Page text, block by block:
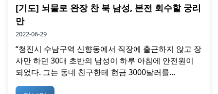
[기도] 뇌물로 완장 찬 북 남성, 본전 회수할 궁리
만
2022-06-29
“청진시 수남구역 신향동에서 직장에 출근하지 않고 장
사만 하던 30대 초반의 남성이 하루 아침에 안전원이
되었다. 그는 동네 친구한테 현금 3000달러를...